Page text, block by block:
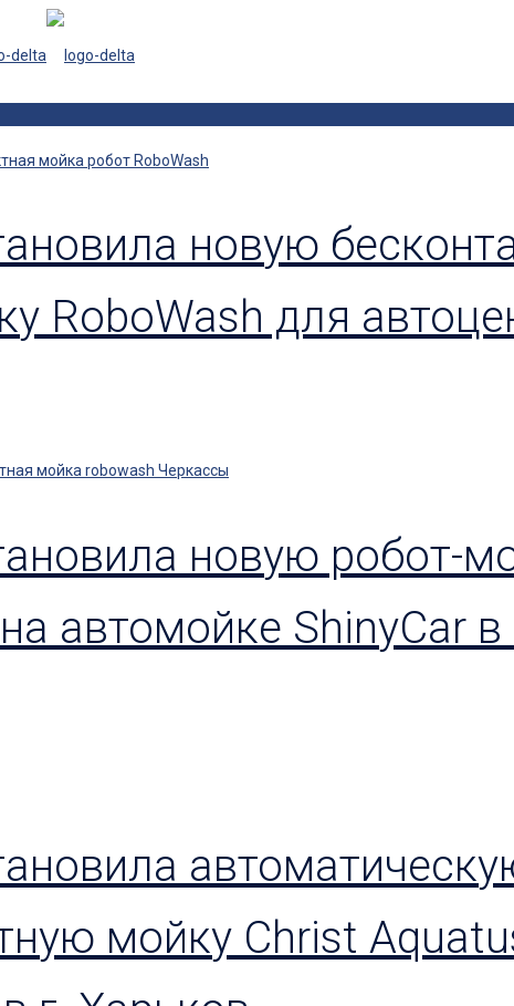
новую
RoboWash для
новую робот-
автомойке ShinyCar
мойку Christ